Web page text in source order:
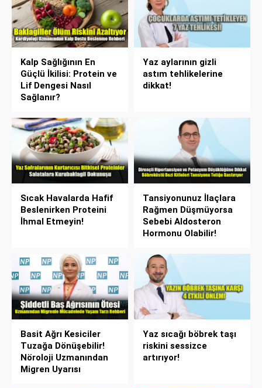
Kalp Sağlığının En
Güçlü İkilisi: Protein ve
Lif Dengesi Nasıl
Sağlanır?
Yaz aylarının gizli
astım tehlikelerine
dikkat!
Sıcak Havalarda Hafif
Beslenirken Proteini
İhmal Etmeyin!
Tansiyonunuz İlaçlara
Rağmen Düşmüyorsa
Sebebi Aldosteron
Hormonu Olabilir!
Basit Ağrı Kesiciler
Tuzağa Dönüşebilir!
Nöroloji Uzmanından
Migren Uyarısı
Yaz sıcağı böbrek taşı
riskini sessizce
artırıyor!